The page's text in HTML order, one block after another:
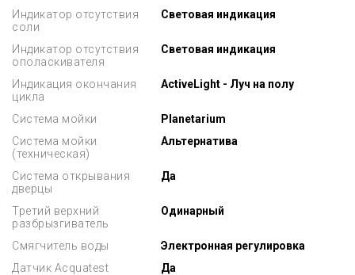
Индикатор отсутствия
соли
Световая индикация
Индикатор отсутствия
ополаскивателя
Световая индикация
Индикация окончания
цикла
ActiveLight - Луч на полу
Система мойки
Planetarium
Система мойки
(техническая)
Альтернатива
Система открывания
дверцы
Да
Третий верхний
разбрызгиватель
Одинарный
Смягчитель воды
Электронная регулировка
Датчик Aсquatest
Да